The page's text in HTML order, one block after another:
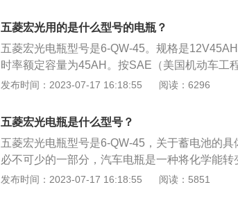
要先拔下负极线，或卸下负极和汽车底盘的连接
另一端，蓄电池有一定的使用寿命，到一定的时
量可以在仪表板上反映出来。有时在路途中发现
向其他的车辆求助，用车辆上的蓄电池来发动车
相连，正极和正极相连。
五菱宏光用的是什么型号的电瓶？
五菱宏光电瓶型号是6-QW-45。规格是
时率额定容量为45AH。按SAE（美国机动车工
电流值是450A。养护电瓶的注意事项：1、熄火
停车后记得关灯。5、汽车电瓶正常使用寿命在
保养情况有很大关系。
发布时间：2023-07-17 16:18:55 阅读：6296
五菱宏光电瓶是什么型号？
五菱宏光电瓶型号是6-QW-45，关于蓄电池的
必不可少的一部分，汽车电瓶是一种将化学能
源。2、它的作用有:启动发动机时，给起动机提
发布时间：2023-07-17 16:18:55 阅读：5851